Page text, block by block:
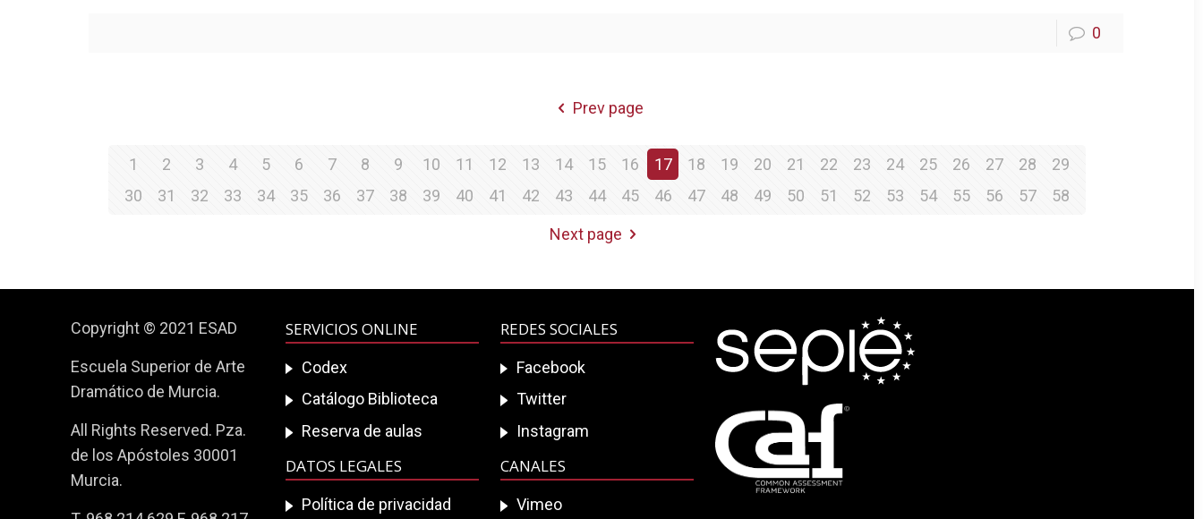
0
Prev page
1 2 3 4 5 6 7 8 9 10 11 12 13 14 15 16 17 18 19 20 21 22 23 24 25 26 27 28
29
30
31 32 33 34 35 36 37 38 39 40 41 42 43 44 45 46 47 48 49 50 51 52 53 54 55 56 57 58
Next page
Copyright © 2021 ESAD
Escuela Superior de Arte
Dramático de Murcia.
All Rights Reserved. Pza.
de los Apóstoles 30001
Murcia.
SERVICIOS ONLINE
Codex
Catálogo Biblioteca
Reserva de aulas
DATOS LEGALES
Política de privacidad
REDES SOCIALES
Facebook
Twitter
Instagram
CANALES
Vimeo